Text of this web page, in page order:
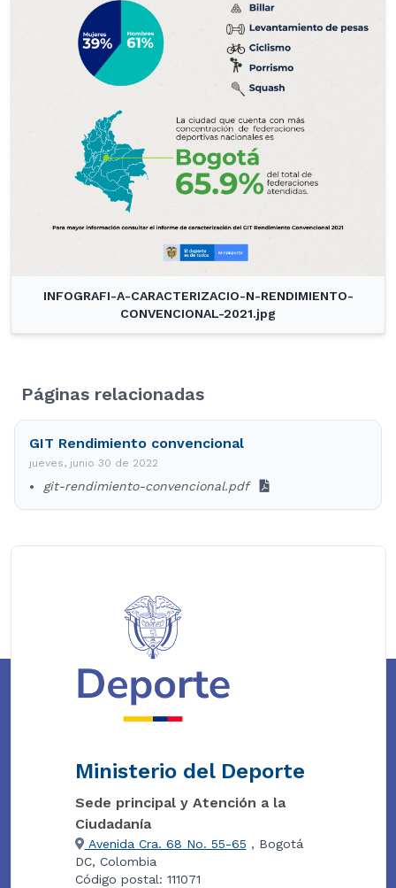
INFOGRAFI-A-CARACTERIZACIO-N-RENDIMIENTO-
CONVENCIONAL-2021.jpg
Páginas relacionadas
GIT Rendimiento convencional
jueves, junio 30 de 2022
git-rendimiento-convencional.pdf
Ministerio del Deporte
Sede principal y Atención a la
Ciudadanía
Avenida Cra. 68 No. 55-65 , Bogotá
DC, Colombia
Código postal: 111071